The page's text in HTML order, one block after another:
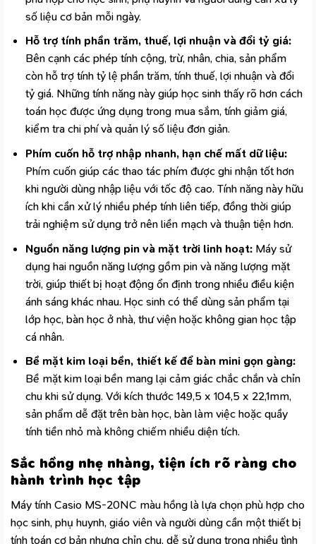
số liệu cơ bản mỗi ngày.
Hỗ trợ tính phần trăm, thuế, lợi nhuận và đổi tỷ giá:
Bên cạnh các phép tính cộng, trừ, nhân, chia, sản phẩm
còn hỗ trợ tính tỷ lệ phần trăm, tính thuế, lợi nhuận và đổi
tỷ giá. Những tính năng này giúp học sinh thấy rõ hơn cách
toán học được ứng dụng trong mua sắm, tính giảm giá,
kiểm tra chi phí và quản lý số liệu đơn giản.
Phím cuốn hỗ trợ nhập nhanh, hạn chế mất dữ liệu:
Phím cuốn giúp các thao tác phím được ghi nhận tốt hơn
khi người dùng nhập liệu với tốc độ cao. Tính năng này hữu
ích khi cần xử lý nhiều phép tính liên tiếp, đồng thời giúp
trải nghiệm sử dụng trở nên liền mạch và thuận tiện hơn.
Nguồn năng lượng pin và mặt trời linh hoạt:Máy sử
dụng hai nguồn năng lượng gồm pin và năng lượng mặt
trời, giúp thiết bị hoạt động ổn định trong nhiều điều kiện
ánh sáng khác nhau. Học sinh có thể dùng sản phẩm tại
lớp học, bàn học ở nhà, thư viện hoặc không gian học tập
cá nhân.
Bề mặt kim loại bền, thiết kế để bàn mini gọn gàng:
Bề mặt kim loại bền mang lại cảm giác chắc chắn và chỉn
chu khi sử dụng. Với kích thước 149,5 x 104,5 x 22,1mm,
sản phẩm dễ đặt trên bàn học, bàn làm việc hoặc quầy
tính tiền nhỏ mà không chiếm nhiều diện tích.
Sắc hồng nhẹ nhàng, tiện ích rõ ràng cho
hành trình học tập
Máy tính Casio MS-20NC màu hồng là lựa chọn phù hợp cho
học sinh, phụ huynh, giáo viên và người dùng cần một thiết bị
tính toán cơ bản nhưng chỉn chu, dễ sử dụng trong nhiều tình